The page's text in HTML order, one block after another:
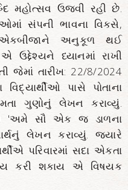
મહોત્સવ ઉજવી રહી છે.
સંપની ભાવના વિકસે,
એકબીજાને અનુકૂળ થઈ
ઉદ્દેશ્યને ધ્યાનમાં રાખી
જેમાં તારીખ: 22/8/2024
પાસે પોતાના
ગુણોનું લેખન કરાવ્યું.
'અમે સૌ એક જ ડાળના
લેખન કરાવ્યું. જ્યારે
પરિવારમાં સદા એકતા
કરી શકાય એ વિષયક